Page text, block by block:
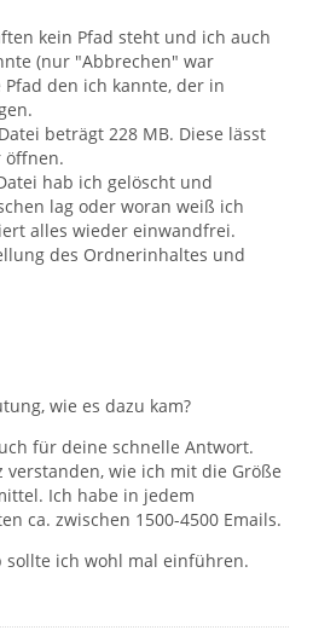
kein Pfad steht und ich auch
(nur "Abbrechen" war
den ich kannte, der in
beträgt 228 MB. Diese lässt
öffnen.
hab ich gelöscht und
lag oder woran weiß ich
alles wieder einwandfrei.
des Ordnerinhaltes und
wie es dazu kam?
für deine schnelle Antwort.
wie ich mit die Größe
Ich habe in jedem
ca. zwischen 1500-4500 Emails.
sollte ich wohl mal einführen.